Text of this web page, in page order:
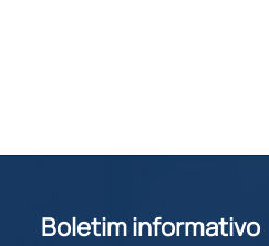
Boletim informativo